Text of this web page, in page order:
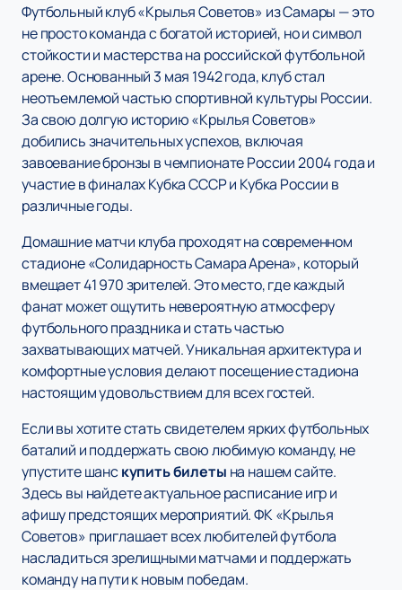
Футбольный клуб «Крылья Советов» из Самары — это
не просто команда с богатой историей, но и символ
стойкости и мастерства на российской футбольной
арене. Основанный 3 мая 1942 года, клуб стал
неотъемлемой частью спортивной культуры России.
За свою долгую историю «Крылья Советов»
добились значительных успехов, включая
завоевание бронзы в чемпионате России 2004 года и
участие в финалах Кубка СССР и Кубка России в
различные годы.
Домашние матчи клуба проходят на современном
стадионе «Солидарность Самара Арена», который
вмещает 41 970 зрителей. Это место, где каждый
фанат может ощутить невероятную атмосферу
футбольного праздника и стать частью
захватывающих матчей. Уникальная архитектура и
комфортные условия делают посещение стадиона
настоящим удовольствием для всех гостей.
Если вы хотите стать свидетелем ярких футбольных
баталий и поддержать свою любимую команду, не
упустите шанскупить билеты на нашем сайте.
Здесь вы найдете актуальное расписание игр и
афишу предстоящих мероприятий. ФК «Крылья
Советов» приглашает всех любителей футбола
насладиться зрелищными матчами и поддержать
команду на пути к новым победам.